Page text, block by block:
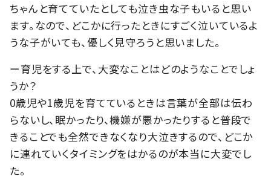
ちゃんと育てていたとしても泣き虫な子もいると思い
ます。なので、どこかに行ったときにすごく泣いているよ
うな子がいても、優しく見守ろうと思いました。
ー育児をする上で、大変なことはどのようなことでしょ
うか？
0歳児や1歳児を育てているときは言葉が全部は伝わ
らないし、眠かったり、機嫌が悪かったりすると普段で
きることでも全然できなくなり大泣きするので、どこか
に連れていくタイミングをはかるのが本当に大変でし
た。